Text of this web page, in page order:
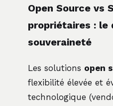
Open Source vs
propriétaires : le
souveraineté
Les solutions open
flexibilité élevée et
technologique